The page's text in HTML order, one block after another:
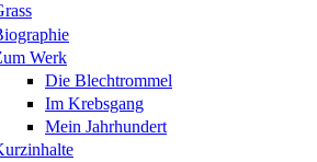
Werk
Die Blechtrommel
Im Krebsgang
Mein Jahrhundert